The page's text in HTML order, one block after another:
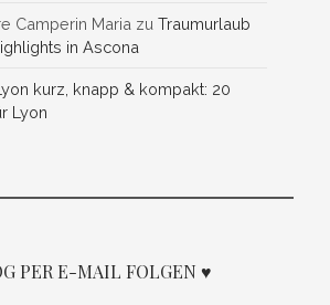
Camperin Maria zuTraumurlaub
in Ascona
kurz, knapp & kompakt: 20
Lyon
PER E-MAIL FOLGEN ♥